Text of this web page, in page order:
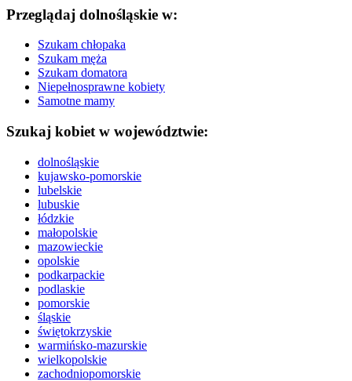
Przeglądaj dolnośląskie w:
Szukam chłopaka
Szukam męża
Szukam domatora
Niepełnosprawne kobiety
Samotne mamy
Szukaj kobiet w województwie:
dolnośląskie
kujawsko-pomorskie
lubelskie
lubuskie
łódzkie
małopolskie
mazowieckie
opolskie
podkarpackie
podlaskie
pomorskie
śląskie
świętokrzyskie
warmińsko-mazurskie
wielkopolskie
zachodniopomorskie